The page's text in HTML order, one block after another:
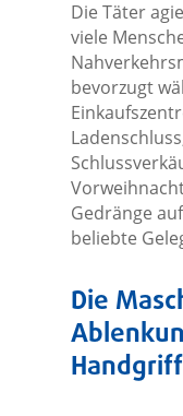
Die Täter
viele
bevorzugt
Gedränge
beliebte
Die